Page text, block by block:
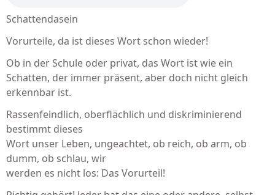
Schattendasein
Vorurteile, da ist dieses Wort schon wieder!
Ob in der Schule oder privat, das Wort ist wie ein
Schatten, der immer präsent, aber doch nicht gleich
erkennbar ist.
Rassenfeindlich, oberflächlich und diskriminierend
bestimmt dieses
Wort unser Leben, ungeachtet, ob reich, ob arm, ob
dumm, ob schlau, wir
werden es nicht los: Das Vorurteil!